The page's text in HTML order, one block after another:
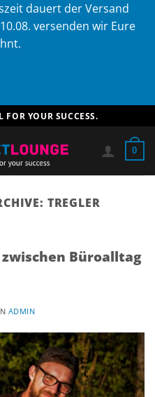
dauert der Versand
versenden wir Eure
YOUR SUCCESS.
0
TREGLER
Büroalltag
ADMIN